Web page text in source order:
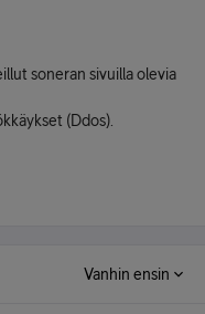
soneran sivuilla olevia
(Ddos).
Vanhin ensin